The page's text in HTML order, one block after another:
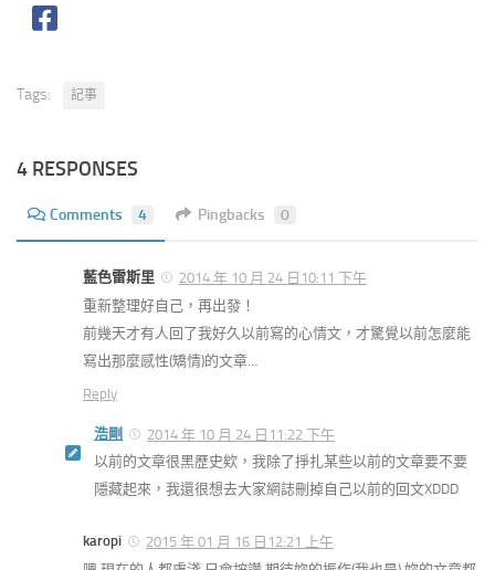
Tags: 記事
4 RESPONSES
Comments 4 Pingbacks 0
藍色雷斯里
2014 年 10 月 24 日10:11 下午
重新整理好自己，再出發！
前幾天才有人回了我好久以前寫的心情文，才驚覺以前怎麼能
寫出那麼感性(矯情)的文章…
Reply
浩剛
2014 年 10 月 24 日11:22 下午
以前的文章很黑歷史欸，我除了掙扎某些以前的文章要不要
隱藏起來，我還很想去大家網誌刪掉自己以前的回文XDDD
karopi
2015 年 01 月 16 日12:21 上午